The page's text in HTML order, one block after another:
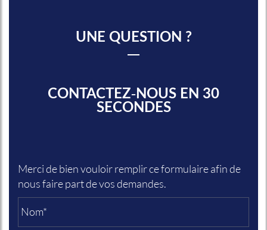
UNE QUESTION ?
CONTACTEZ-NOUS EN 30
SECONDES
Merci de bien vouloir remplir ce formulaire afin de
nous faire part de vos demandes.